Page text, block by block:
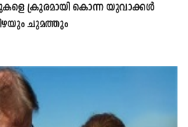
ക്രൂരമായി കൊന്ന യുവാക്കൾ
ചുമത്തും